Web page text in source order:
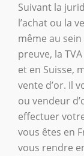
Suivant la
l’achat ou la
même au
preuve, la
et en Suisse,
vente d’or. Il
ou vendeur
effectuer
vous êtes en
vous rendre